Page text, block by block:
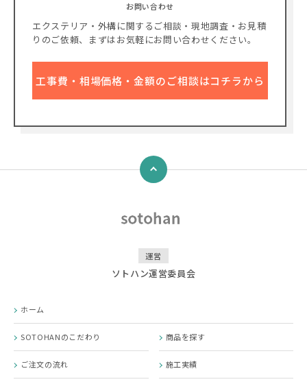
お問い合わせ
エクステリア・外構に関するご相談・現地調査・お見積
りのご依頼、
まずはお気軽にお問い合わせください。
工事費・相場価格・金額のご相談はコチラから
↑
運営
ソトハン運営委員会
ホーム
SOTOHANのこだわり 商品を探す
ご注文の流れ 施工実績